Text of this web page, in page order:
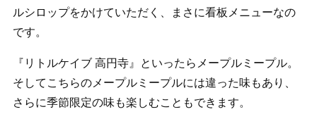
ルシロップをかけていただく、まさに看板メニューなの
です。
『リトルケイブ 高円寺』といったらメープルミープル。
そしてこちらのメープルミープルには違った味もあり、
さらに季節限定の味も楽しむこともできます。